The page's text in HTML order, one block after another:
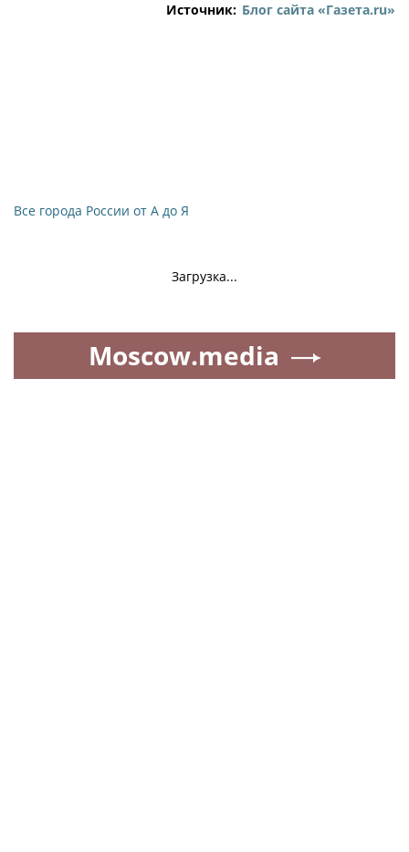
Источник: Блог сайта «Газета.ru»
Все города России от А до Я
Загрузка...
Moscow.media